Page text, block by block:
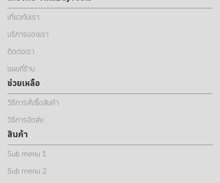
เกี่ยวกับเรา
บริการของเรา
ติดต่อเรา
แผนที่ร้าน
ช่วยเหลือ
วิธีการสั่งซื้อสินค้า
วิธีการจัดส่ง
สินค้า
Sub menu 1
Sub menu 2